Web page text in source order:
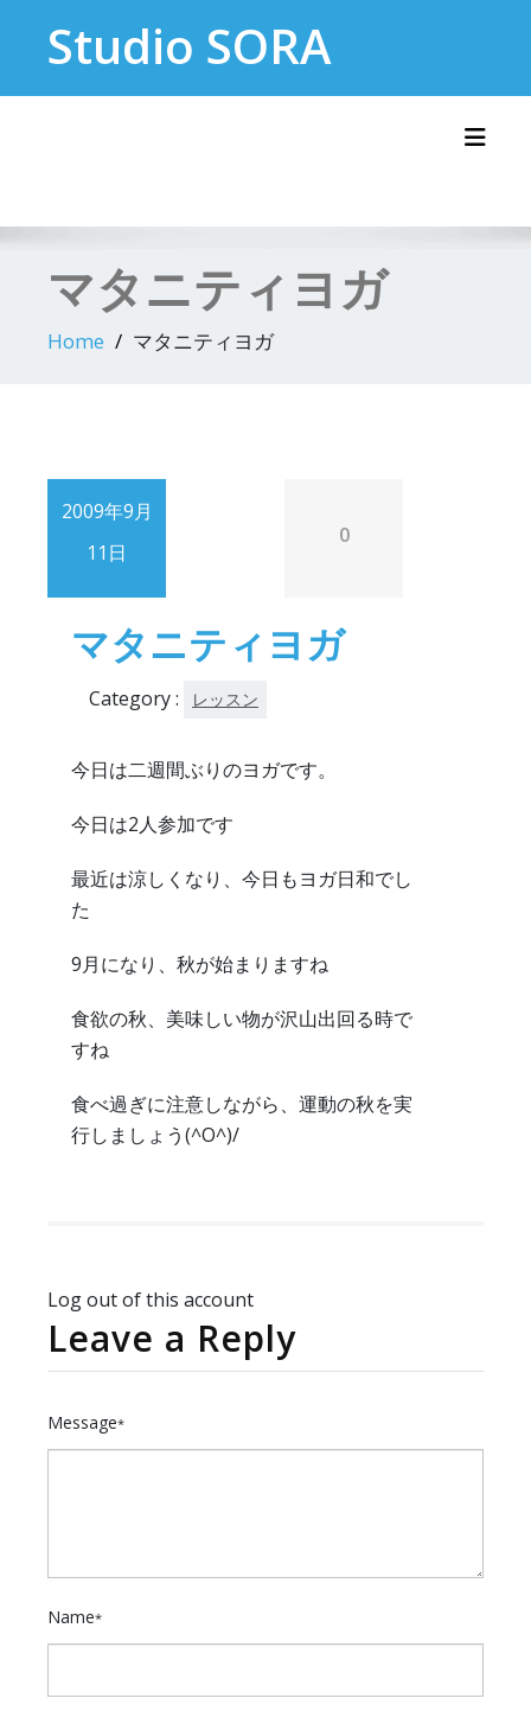
contentStudio SORA
マタニティヨガ
Home マタニティヨガ
2009年9月
11日
0
マタニティヨガ
Category : レッスン
今日は二週間ぶりのヨガです。
今日は2人参加です
最近は涼しくなり、今日もヨガ日和でし
た
9月になり、秋が始まりますね
食欲の秋、美味しい物が沢山出回る時で
すね
食べ過ぎに注意しながら、運動の秋を実
行しましょう(^O^)/
Log out of this account
Leave a Reply
Message*
Name*